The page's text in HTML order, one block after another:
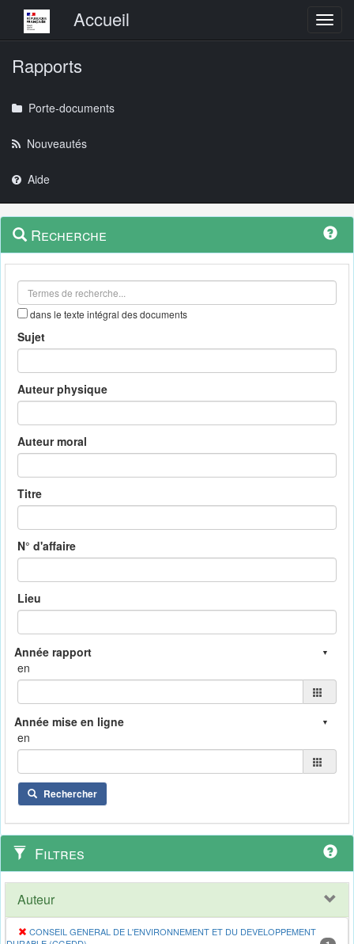
Menu principalAccueil
Rapports
Porte-documents
Nouveautés
Aide
Navigation
outils
Menu
contextuel
Recherche
dans le texte intégral des documents
Sujet
Auteur physique
Auteur moral
Titre
N° d'affaire
Lieu
en
en
Rechercher
Filtres
Auteur
CONSEIL GENERAL DE L'ENVIRONNEMENT ET DU DEVELOPPEMENT